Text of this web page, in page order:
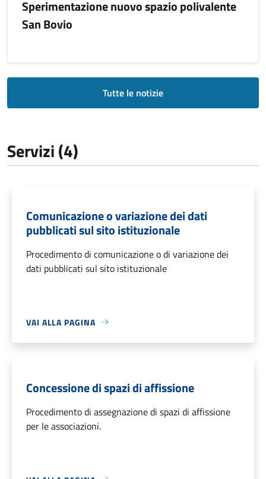
Sperimentazione nuovo spazio polivalente
San Bovio
Tutte le notizie
Servizi (4)
Comunicazione o variazione dei dati
pubblicati sul sito istituzionale
Procedimento di comunicazione o di variazione dei
dati pubblicati sul sito istituzionale
VAI ALLA PAGINA
Concessione di spazi di affissione
Procedimento di assegnazione di spazi di affissione
per le associazioni.